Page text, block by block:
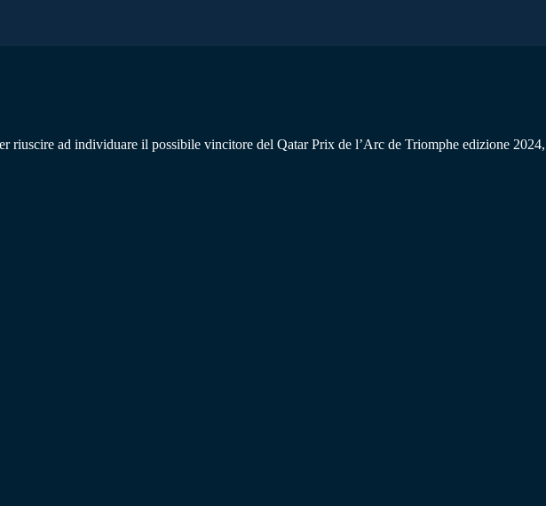
riuscire ad individuare il possibile vincitore del Qatar Prix de l’Arc de Triomphe edizione 2024,